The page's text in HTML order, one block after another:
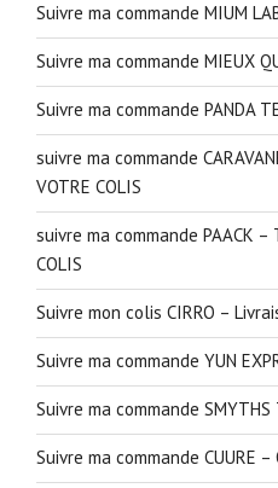
Suivre ma commande MIUM
Suivre ma commande MIEUX
Suivre ma commande PANDA
suivre ma commande
VOTRE COLIS
suivre ma commande PAACK –
COLIS
Suivre mon colis CIRRO –
Suivre ma commande YUN
Suivre ma commande SMYTHS
Suivre ma commande CUURE